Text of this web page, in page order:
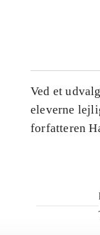
Ved et
eleverne
forfatteren